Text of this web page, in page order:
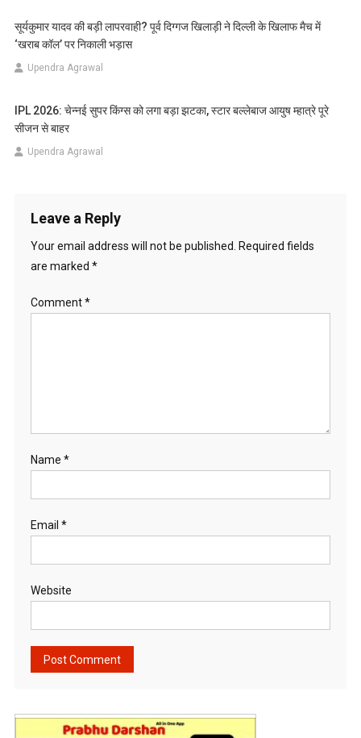
सूर्यकुमार यादव की बड़ी लापरवाही? पूर्व दिग्गज खिलाड़ी ने दिल्ली के खिलाफ मैच में
‘खराब कॉल’ पर निकाली भड़ास
Upendra Agrawal
IPL 2026: चेन्नई सुपर किंग्स को लगा बड़ा झटका, स्टार बल्लेबाज आयुष म्हात्रे पूरे
सीजन से बाहर
Upendra Agrawal
Leave a Reply
Your email address will not be published.
Required fields
are marked *
Comment*
Name *
Email *
Website